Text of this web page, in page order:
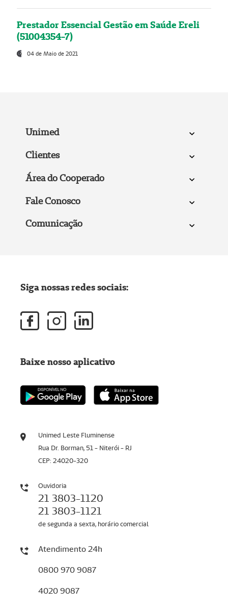
Prestador Essencial Gestão em Saúde Ereli
(51004354-7)
04 de Maio de 2021
Unimed
Clientes
Área do Cooperado
Fale Conosco
Comunicação
Unimed Leste Fluminense
Rua Dr. Borman, 51 - Niterói - RJ
CEP: 24020-320
Ouvidoria
21 3803-1120
21 3803-1121
de segunda a sexta, horário comercial
Atendimento 24h
0800 970 9087
4020 9087
Siga nossas redes sociais:
Baixe nosso aplicativo